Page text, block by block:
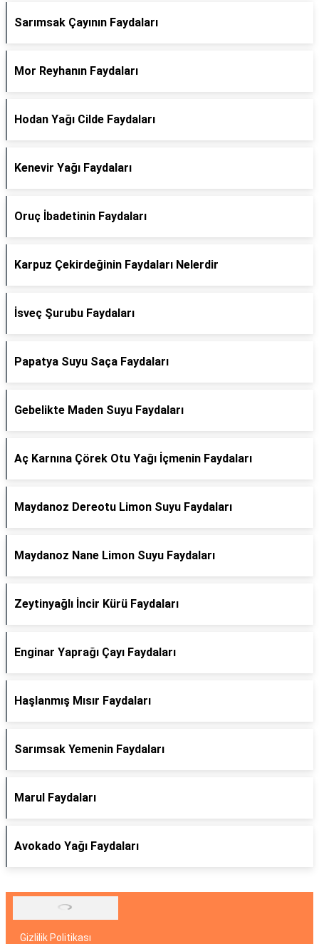
Sarımsak Çayının Faydaları
Mor Reyhanın Faydaları
Hodan Yağı Cilde Faydaları
Kenevir Yağı Faydaları
Oruç İbadetinin Faydaları
Karpuz Çekirdeğinin Faydaları Nelerdir
İsveç Şurubu Faydaları
Papatya Suyu Saça Faydaları
Gebelikte Maden Suyu Faydaları
Aç Karnına Çörek Otu Yağı İçmenin Faydaları
Maydanoz Dereotu Limon Suyu Faydaları
Maydanoz Nane Limon Suyu Faydaları
Zeytinyağlı İncir Kürü Faydaları
Enginar Yaprağı Çayı Faydaları
Haşlanmış Mısır Faydaları
Sarımsak Yemenin Faydaları
Marul Faydaları
Avokado Yağı Faydaları
Gizlilik Politikası